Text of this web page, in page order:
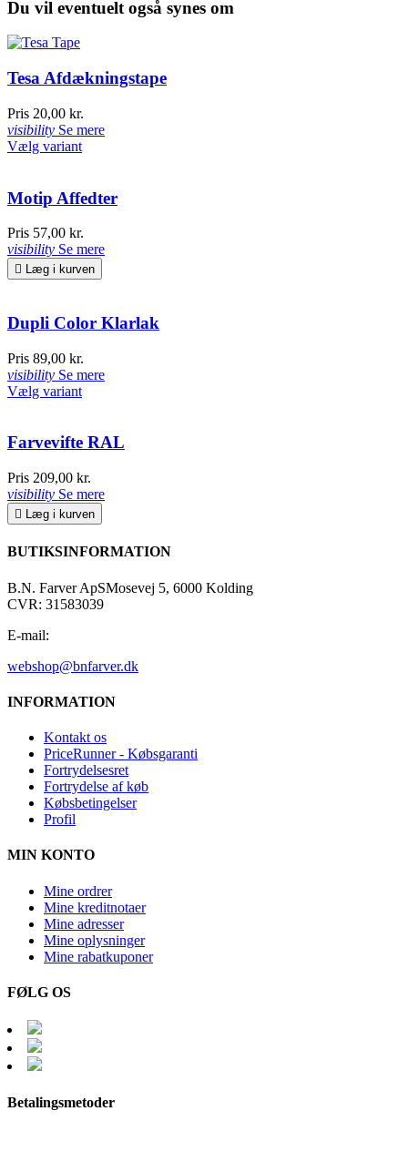
Du vil eventuelt også synes om
Tesa Afdækningstape
Pris 20,00 kr.
visibility Se mere
Vælg variant
Motip Affedter
Pris 57,00 kr.
visibility Se mere
 Læg i kurven
Dupli Color Klarlak
Pris 89,00 kr.
visibility Se mere
Vælg variant
Farvevifte RAL
Pris 209,00 kr.
visibility Se mere
 Læg i kurven
BUTIKSINFORMATION
B.N. Farver ApSMosevej 5, 6000 Kolding
CVR: 31583039
E-mail:
webshop@bnfarver.dk
INFORMATION
Kontakt os
PriceRunner - Købsgaranti
Fortrydelsesret
Fortrydelse af køb
Købsbetingelser
Profil
MIN KONTO
Mine ordrer
Mine kreditnotaer
Mine adresser
Mine oplysninger
Mine rabatkuponer
FØLG OS
Betalingsmetoder